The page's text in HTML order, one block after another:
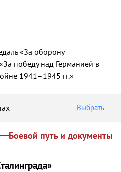
«За оборону
победу над Германией в
1941–1945 гг.»
Выбрать
Боевой путь и документы